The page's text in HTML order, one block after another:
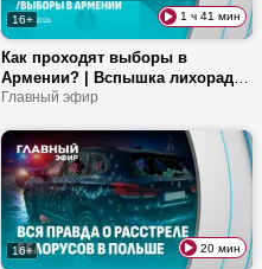
16+ 1 ч 41 мин
Как проходят выборы в
Армении? | Вспышка лихорадки
Эбола: что происходит в
участке можно получить
штраф?
Главный эфир
16+ 20 мин